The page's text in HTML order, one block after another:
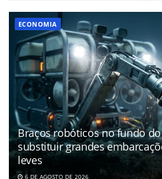
ECONOMIA
Braços robóticos no fundo
substituir grandes
leves
6 DE AGOSTO DE 2026